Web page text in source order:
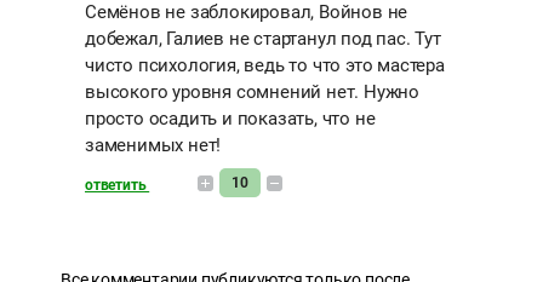
Семёнов не заблокировал, Войнов не
добежал, Галиев не стартанул под пас. Тут
чисто психология, ведь то что это мастера
высокого уровня сомнений нет. Нужно
просто осадить и показать, что не
заменимых нет!
ответить 10